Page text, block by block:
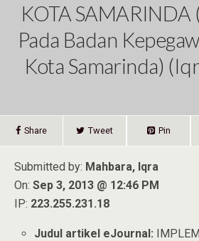
KOTA SAMARINDA
Pada Badan
Kota Samarinda)
Share Tweet Pin
Submitted by: Mahbara, Iqra
On: Sep 3, 2013 @ 12:46 PM
IP: 223.255.231.18
Judul artikel eJournal: